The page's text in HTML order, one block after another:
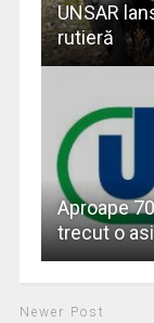
UNSAR
rutieră
Aproape
trecut o
Newer Post